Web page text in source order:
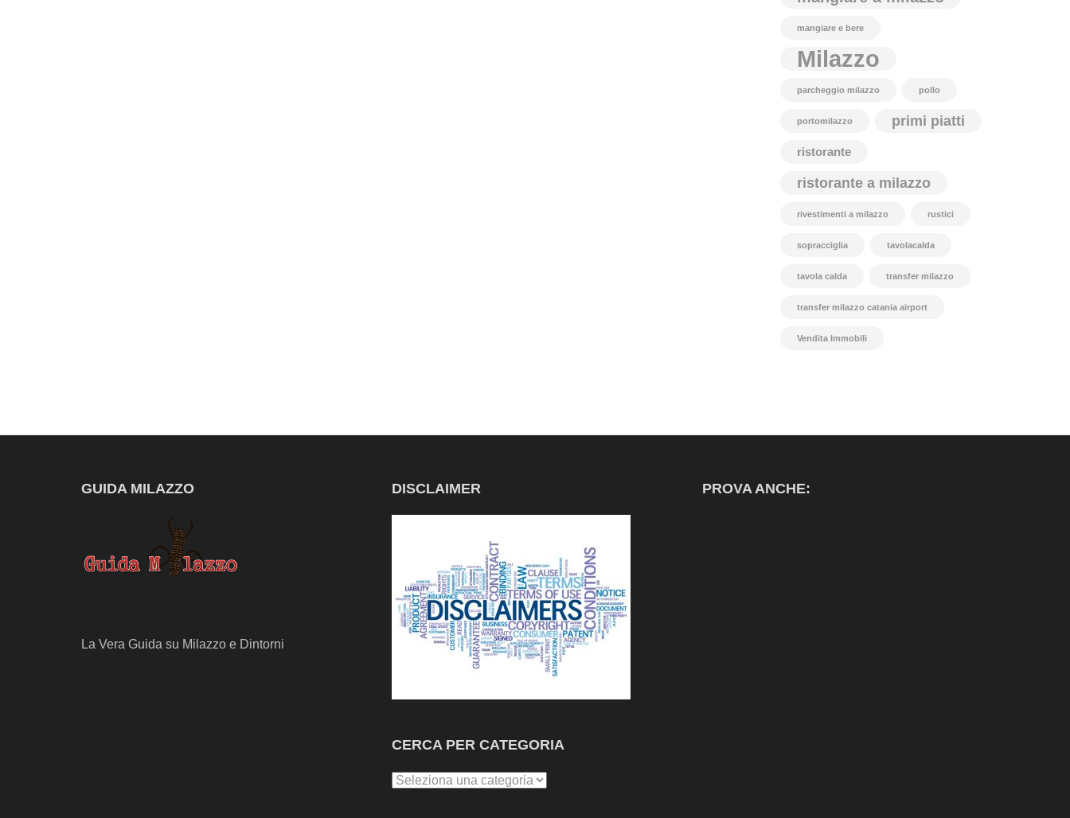
mangiare e bere
Milazzo
parcheggio milazzo pollo
portomilazzo primi piatti
ristorante
ristorante a milazzo
rivestimenti a milazzo rustici
sopracciglia tavolacalda
tavola calda transfer milazzo
transfer milazzo catania airport
Vendita Immobili
GUIDA MILAZZO
La Vera Guida su Milazzo e Dintorni
DISCLAIMER
CERCA PER CATEGORIA
Cerca
PROVA ANCHE: